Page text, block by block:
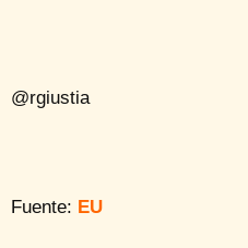
@rgiustia
Fuente: EU